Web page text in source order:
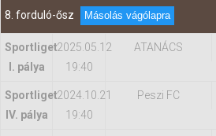
8. forduló-ősz Másolás vágólapra
Sportliget
I. pálya
2025.05.12
19:40
ATANÁCS
Sportliget
IV. pálya
2024.10.21
19:40
Peszi FC